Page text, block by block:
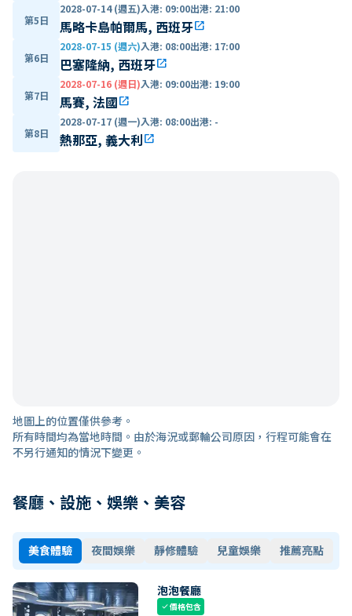
第5日
2028-07-14 (週五)入港: 09:00出港: 21:00
馬略卡島帕爾馬, 西班牙open_in_new
第6日
2028-07-15 (週六)入港: 08:00出港: 17:00
巴塞隆納, 西班牙open_in_new
第7日
2028-07-16 (週日)入港: 09:00出港: 19:00
馬賽, 法國open_in_new
第8日
2028-07-17 (週一)入港: 08:00出港: -
熱那亞, 義大利open_in_new
地圖上的位置僅供參考。
所有時間均為當地時間。由於海況或郵輪公司原因，行程可能會在
不另行通知的情況下變更。
餐廳、設施、娛樂、美容
美食體驗 夜間娛樂 靜修體驗 兒童娛樂 推薦亮點
泡泡餐廳
check價格包含